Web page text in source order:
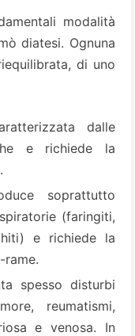
modalità
diatesi. Ognuna
di uno
dalle
e richiede la
soprattutto
(faringiti,
e richiede la
rame.
spesso disturbi
reumatismi,
e venosa. In